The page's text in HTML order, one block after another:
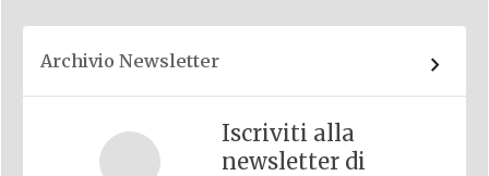
Archivio Newsletter
Iscriviti alla
newsletter di